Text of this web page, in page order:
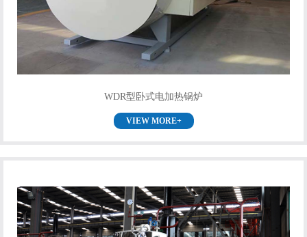
WDR型卧式电加热锅炉
VIEW MORE+